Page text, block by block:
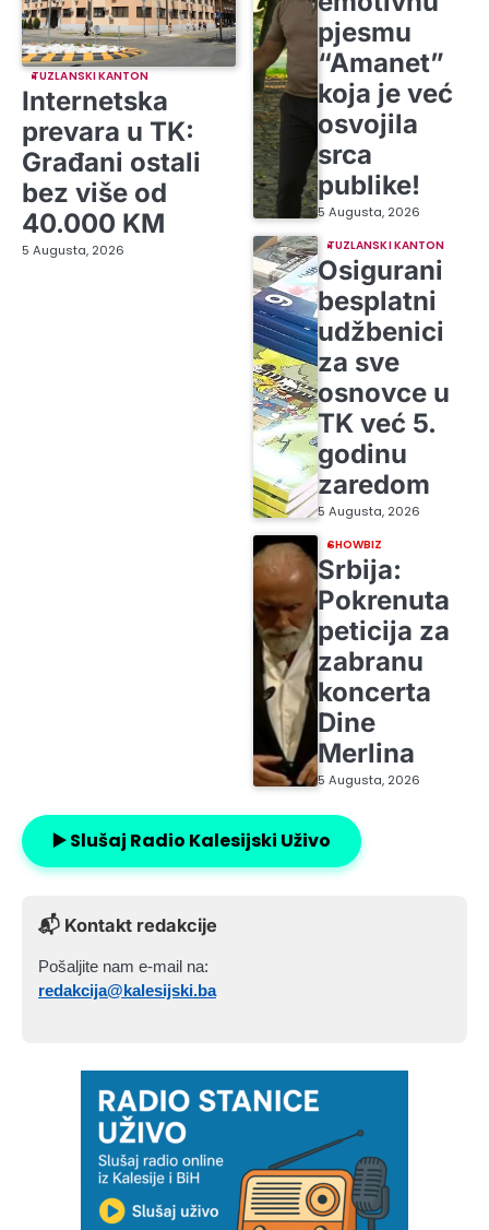
TUZLANSKI KANTON
Internetska
prevara u TK:
Građani ostali
bez više od
40.000 KM
5 Augusta, 2026
pjesmu
“Amanet”
koja je već
osvojila
srca
publike!
5 Augusta, 2026
TUZLANSKI KANTON
Osigurani
besplatni
udžbenici
za sve
osnovce u
TK već 5.
godinu
zaredom
5 Augusta, 2026
SHOWBIZ
Srbija:
Pokrenuta
peticija za
zabranu
koncerta
Dine
Merlina
5 Augusta, 2026
▶️ Slušaj Radio Kalesijski Uživo
📬 Kontakt redakcije
Pošaljite nam e-mail na:
redakcija@kalesijski.ba